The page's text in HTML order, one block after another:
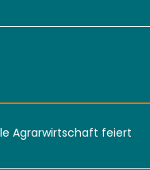
Agrarwirtschaft feiert